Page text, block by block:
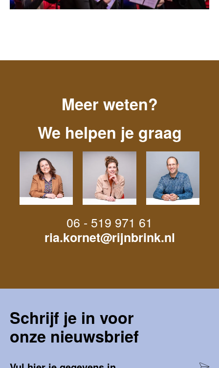
Meer weten?
We helpen je graag
06 - 519 971 61
ria.kornet@rijnbrink.nl
Schrijf je in voor
onze nieuwsbrief